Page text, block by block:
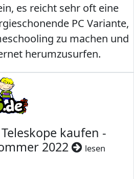
es reicht sehr oft eine
PC Variante,
zu machen und
herumzusurfen.
kaufen -
2022
lesen